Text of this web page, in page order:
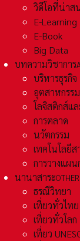
วิดีโอที่น่าส
E-Learning
E-Book
Big Data
บทความวิชาการ
บริหารธุรกิจ
อุตสาหกรรม
โลจิสติกส์แ
การตลาด
นวัตกรรม
เทคโนโลยีส
การวางแผ
นานาสาระ
ธรณีวิทยา
เที่ยวทั่วไทย
เที่ยวทั่วโลก
เที่ยว